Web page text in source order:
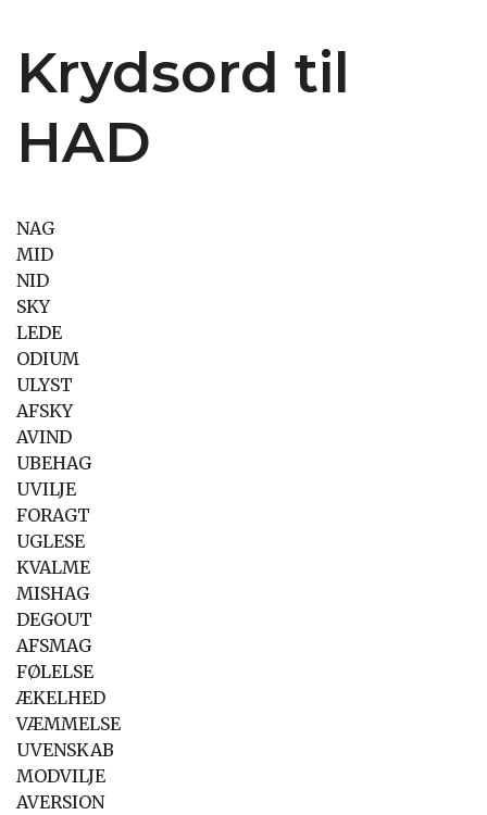
Krydsord til
HAD
NAG
MID
NID
SKY
LEDE
ODIUM
ULYST
AFSKY
AVIND
UBEHAG
UVILJE
FORAGT
UGLESE
KVALME
MISHAG
DEGOUT
AFSMAG
FØLELSE
ÆKELHED
VÆMMELSE
UVENSKAB
MODVILJE
AVERSION